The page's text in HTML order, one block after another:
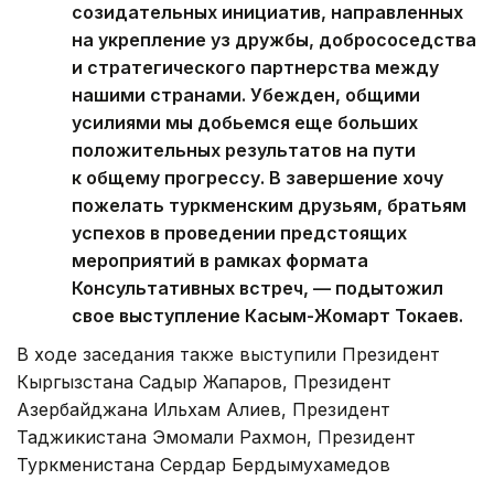
созидательных инициатив, направленных
на укрепление уз дружбы, добрососедства
и стратегического партнерства между
нашими странами. Убежден, общими
усилиями мы добьемся еще больших
положительных результатов на пути
к общему прогрессу. В завершение хочу
пожелать туркменским друзьям, братьям
успехов в проведении предстоящих
мероприятий в рамках формата
Консультативных встреч, — подытожил
свое выступление Касым-Жомарт Токаев.
В ходе заседания также выступили Президент
Кыргызстана Садыр Жапаров, Президент
Азербайджана Ильхам Алиев, Президент
Таджикистана Эмомали Рахмон, Президент
Туркменистана Сердар Бердымухамедов